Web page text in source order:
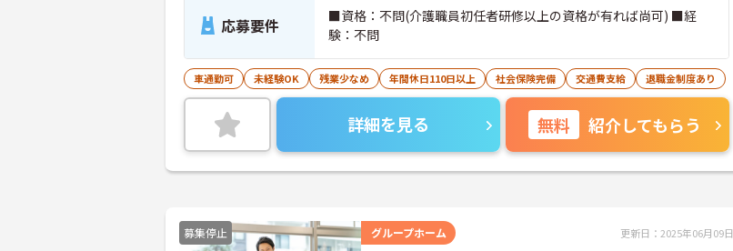
応募要件
■資格：不問(介護職員初任者研修以上の資格が有れば尚可) ■経
験：不問
車通勤可 未経験OK 残業少なめ 年間休日110日以上 社会保険完備 交通費支給 退職金制度あり
詳細を見る 無料 紹介してもらう
募集停止 グループホーム 更新日：2025年06月09日